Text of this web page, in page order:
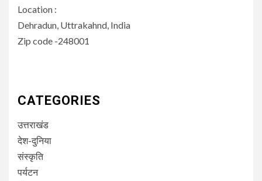
Location :
Dehradun, Uttrakahnd, India
Zip code -248001
CATEGORIES
उत्तराखंड
देश-दुनिया
संस्कृति
पर्यटन